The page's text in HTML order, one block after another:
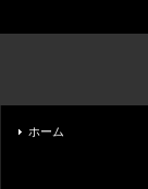
ホーム